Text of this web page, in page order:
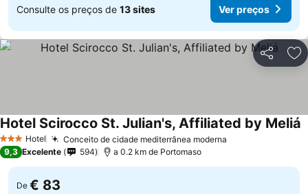
Consulte os preços de 13 sites Ver preços
Partilhar
3 EstrelasHotel Conceito de cidade mediterrânea moderna
Hotel Scirocco St. Julian's, Affiliated by Meliá
9,3 Excelente 594 a 0.2 km de Portomaso
De € 83